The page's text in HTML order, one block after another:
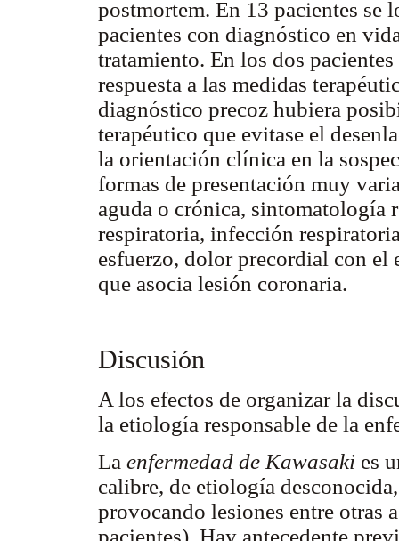
postmortem. En 13 pacientes se
pacientes con diagnóstico en
tratamiento. En los dos
respuesta a las medidas
diagnóstico precoz hubiera
terapéutico que evitase el
la orientación clínica en la
formas de presentación muy
aguda o crónica, sintomatología
respiratoria, infección
esfuerzo, dolor precordial con el
que asocia lesión coronaria.
Discusión
A los efectos de organizar la
la etiología responsable de la
La enfermedad de Kawasaki es
calibre, de etiología
provocando lesiones entre otras
pacientes). Hay antecedente